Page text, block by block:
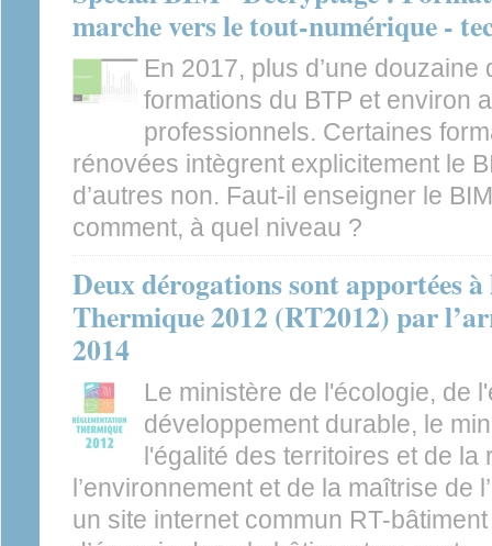
marche vers le tout-numérique -
En 2017, plus d’une
formations du BTP et environ
professionnels. Certaines
rénovées intègrent explicitement le
d’autres non. Faut-il enseigner le
comment, à quel niveau ?
Deux dérogations sont apportées
Thermique 2012 (RT2012) par
2014
Le ministère de l'écologie, de
développement durable, le
l'égalité des territoires et de la
l’environnement et de la maîtrise de
un site internet commun RT-